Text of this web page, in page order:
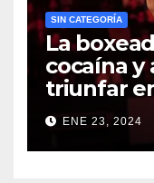
SIN CATEGORÍA
La
cocaína y
triunfar
ENE 23, 2024